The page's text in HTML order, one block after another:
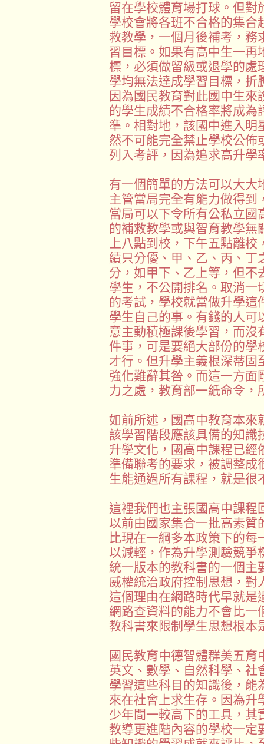
留在學校體育場打球。但對
學校會將各班不合格的集合
救教學，一個月後補考，務
習目標。如果有高中生一再
標，必須做留級或退學的處
學均無法達成學習目標，折
因為國民教育對此國中生
的學生成績不合格率將成為
準。相對地，該國中進入明
然不可能完全禁止學校公佈
列入考評，因為追求高升學
有一個簡單的方法可以大大
主管當局完全有能力做得到
當局可以下令所有公私立國
的補救教學或與智育教學無
上八點到校，下午五點離
績只分優、甲、乙、丙、丁
分，如甲下、乙上等，但不
學生，不公開排名。取消一
的考試，學校就當做升學這
學生自己的事。有錢的人可
意主動積極課後學習，而沒
件事，可是要絕大部份的學
才行。但升學主義根深蒂固
強化難辭其咎。而這一方面
力之處，教育部一紙命令，
如前所述，國高中教育本來
該學習階段應該具備的知識
升學文化，國高中課程已經
準備聯考的要求，被調整成
生能通過所有課程，就是很
這裡我們也主張國高中課程
以前由國家集合一批高素質
比現在一綱多本政策下的
以減輕，作為升學測驗競爭
統一版本的教科書的一個主
威權統治政府控制思想，對
這個理由在網路時代早就是
網路查資料的能力不會比一
教科書來限制學生思想根本
國民教育中德智體群美五
英文、數學、自然科學、社
學習這些科目的知識後，能
來在社會上求生存。因為升
少年間一較高下的工具，其
教導更進階內容的學校一定